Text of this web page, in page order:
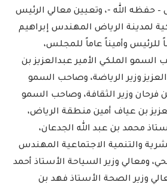
– حفظه الله -، وتعيين معالي الرئيس
لمدينة الرياض المهندس إبراهيم
للرئيس وأميناً عاماً للمجلس،
الملكي الأمير عبدالعزيز بن
وزير الرياضة، وصاحب السمو
بن فرحان وزير الثقافة، وصاحب السمو
بن عياف أمين منطقة الرياض،
محمد بن عبد الله الجدعان،
والتنمية الاجتماعية المهندس
ومعالي وزير السياحة الأستاذ أحمد
وزير الصحة الأستاذ فهد بن